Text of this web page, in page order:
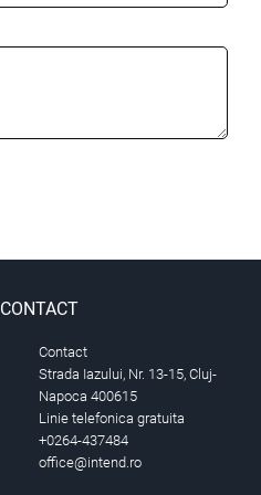
CONTACT
Contact
Strada Iazului, Nr. 13-15, Cluj-
Napoca 400615
Linie telefonica gratuita
+0264-437484
office@intend.ro